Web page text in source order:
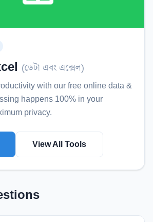
(ডেটা এবং এক্সেল)
with our free online data &
happens 100% in your
privacy.
View All Tools